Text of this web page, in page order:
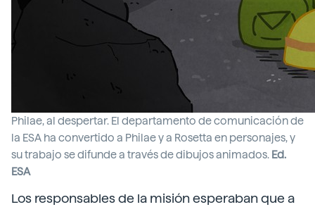
Philae, al despertar. El departamento de comunicación de
la ESA ha convertido a Philae y a Rosetta en personajes, y
su trabajo se difunde a través de dibujos animados. Ed.
ESA
Los responsables de la misión esperaban que a